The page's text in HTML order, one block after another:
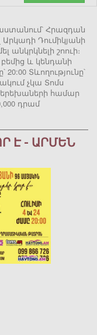
Հրազդան
Դումիկյանի
անկրկնելի շոուի։
բեմից և կենդանի
20:00 Տևողությունը՝
չկա Տոմս
համար
դրամ
Է - ԱՐՄԵՆ